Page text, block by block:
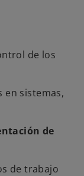
de los
en sistemas,
de
de trabajo